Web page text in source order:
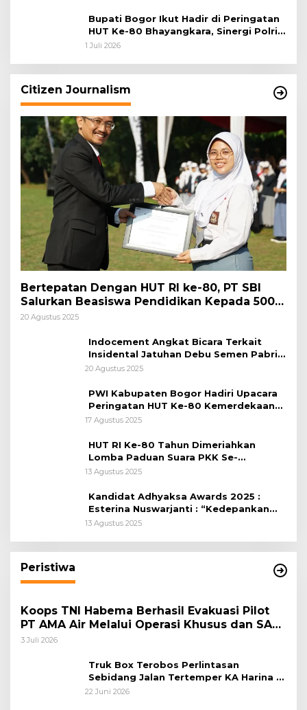
Bupati Bogor Ikut Hadir di Peringatan
HUT Ke-80 Bhayangkara, Sinergi Polri
dan Pemkab Bogor Jadi Kunci Menjaga
1 Juli 2026
Citizen Journalism
Bertepatan Dengan HUT RI ke-80, PT SBI
Salurkan Beasiswa Pendidikan Kepada 500
Pelajar
20 Agustus 2025
Indocement Angkat Bicara Terkait
Insidental Jatuhan Debu Semen Pabrik
Citeureup
20 Agustus 2025
PWI Kabupaten Bogor Hadiri Upacara
Peringatan HUT Ke-80 Kemerdekaan
RI, di Lapangan Tegar Beriman
17 Agustus 2025
HUT RI Ke-80 Tahun Dimeriahkan
Lomba Paduan Suara PKK Se-
Kabupaten Bogor
13 Agustus 2025
Kandidat Adhyaksa Awards 2025 :
Esterina Nuswarjanti : “Kedepankan
Keadilan Restoratif Wujudkan
13 Agustus 2025
Peristiwa
Koops TNI Habema Berhasil Evakuasi Pilot
PT AMA Air Melalui Operasi Khusus dan SAR
Taktis
3 Juli 2026
Truk Box Terobos Perlintasan
Sebidang Jalan Tertemper KA Harina di
Jalan Stasiun Poncol-Jrakah Semarang
22 Juni 2026